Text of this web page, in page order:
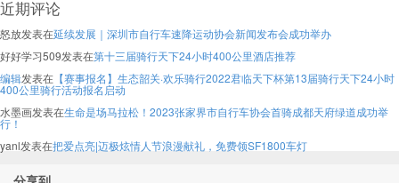
近期评论
怒放发表在延续发展｜深圳市自行车速降运动协会新闻发布会成功举办
好好学习509发表在第十三届骑行天下24小时400公里酒店推荐
编辑发表在 【赛事报名】生态韶关·欢乐骑行2022君临天下杯第13届骑行天下24小时
400公里骑行活动报名启动
水墨画发表在生命是场马拉松！2023张家界市自行车协会首骑成都天府绿道成功举
行！
yanl发表在把爱点亮|迈极炫情人节浪漫献礼，免费领SF1800车灯